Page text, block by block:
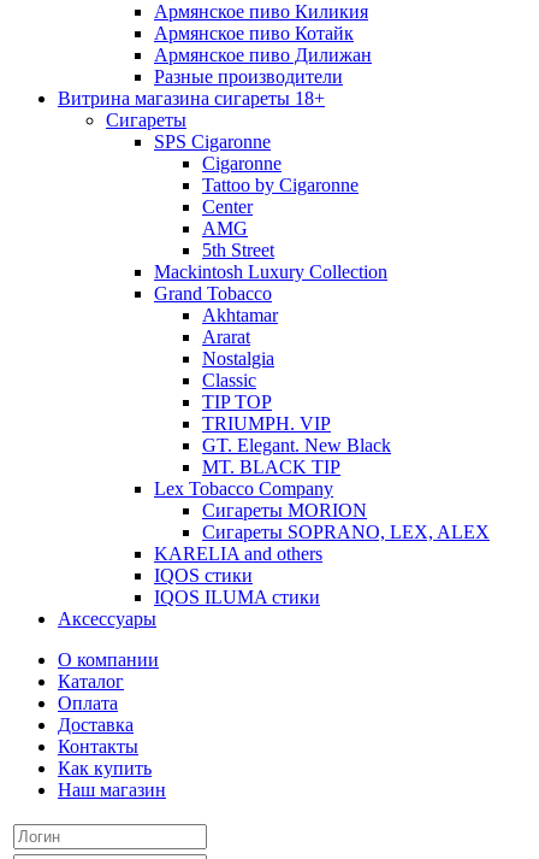
Армянское пиво Киликия
Армянское пиво Котайк
Армянское пиво Дилижан
Разные производители
Витрина магазина сигареты 18+
Cигареты
SPS Cigaronne
Сigaronne
Tattoo by Cigaronne
Center
AMG
5th Street
Mackintosh Luxury Collection
Grand Tobacco
Akhtamar
Ararat
Nostalgia
Classic
TIP TOP
TRIUMPH. VIP
GT. Elegant. New Black
MT. BLACK TIP
Lex Tobacco Company
Сигареты MORION
Сигареты SOPRANO, LEX, ALEX
KARELIA and others
IQOS стики
IQOS ILUMA стики
Аксессуары
О компании
Каталог
Оплата
Доставка
Контакты
Как купить
Наш магазин